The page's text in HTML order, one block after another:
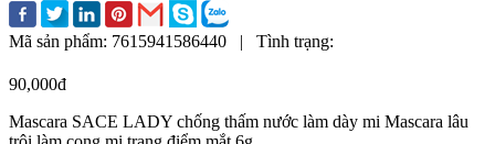
Mã sản phẩm: 7615941586440 | Tình trạng:
90,000đ
Mascara SACE LADY chống thấm nước làm dày mi Mascara lâu